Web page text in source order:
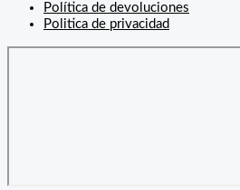
Política de devoluciones
Politica de privacidad